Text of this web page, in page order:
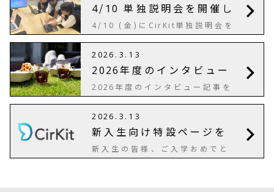
4/ 10 単独説明会を開催し
ます
4/ 10 (金)に CirKit単独説明会を
開催します～。CirKitの紹介だけ
でなく、参加までの流れについ
てのお話や質問タイムも設けて
います。皆様のご参加をお待ち
しております！ 【日時】4
17: 10- 【場所】7 号館 303ご
都合の合わない方は各種お問い
合わせ(X,Instagram,HP)より
ご連絡ください。 詳細は特設ペ
ージ(
welcome)及び
JOIM
US (recruit )をご覧ください。
2026 . 3 . 13
2026年度のインタビュー
公開しました！
2026 年度のインタビュー記事を
公開しました！Interview（メン
バーの声）からご覧ください！
【インタビュワー】 松岡愛梨さ
ん(リーダー) 山上瑠偉さん(エ
ンジニア) 山田桜さん(デザイナ
ー) 酒井唯有さん(広報) 淺木万
尋さん(カフェロゴス)
2026 . 3 . 13
新入生向け特設ページを
公開しました！
新入生の皆様、ご入学おめでと
うございます！ 金沢工業大学の